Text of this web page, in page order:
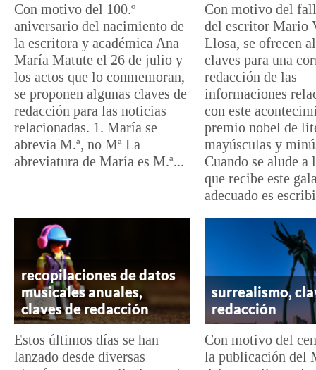
Con motivo del 100.º
aniversario del nacimiento de
la escritora y académica Ana
María Matute el 26 de julio y
los actos que lo conmemoran,
se proponen algunas claves de
redacción para las noticias
relacionadas. 1. María se
abrevia M.ª, no Mª La
abreviatura de María es M.ª...
Con motivo del
del escritor Mario
Llosa, se ofrecen
claves para una
redacción de las
informaciones
con este
premio nobel de
mayúsculas y
Cuando se alude a
que recibe este
adecuado es
recopilaciones de datos
musicales anuales,
claves de redacción
Estos últimos días se han
lanzado desde diversas
surrealismo,
redacción
Con motivo del
la publicación del